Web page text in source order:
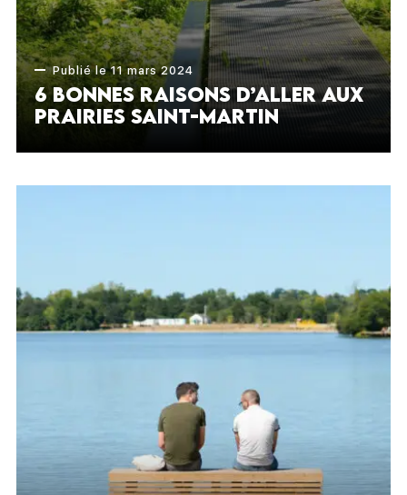
Publié le 11 mars 2024
6 bonnes raisons d’aller aux
prairies Saint-Martin